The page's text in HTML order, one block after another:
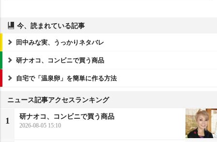
今、読まれている記事
田中みな実、うっかりネタバレ
研ナオコ、コンビニで買う商品
自宅で「温泉卵」を簡単に作る方法
ニュース記事アクセスランキング
1
研ナオコ、コンビニで買う商品
2026-08-05 15:10